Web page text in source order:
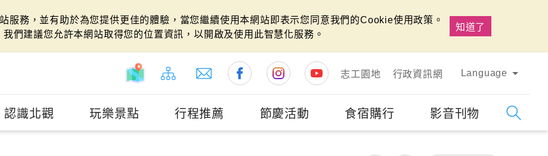
服務，並有助於為您提供更佳的體驗，當您繼續使用本網站即表示您同意我們的Cookie使用政策。
們建議您允許本網站取得您的位置資訊，以開啟及使用此智慧化服務。
知道了
志工園地
行政資訊網 Language
認識北觀 玩樂景點 行程推薦 節慶活動 食宿購行 影音刊物